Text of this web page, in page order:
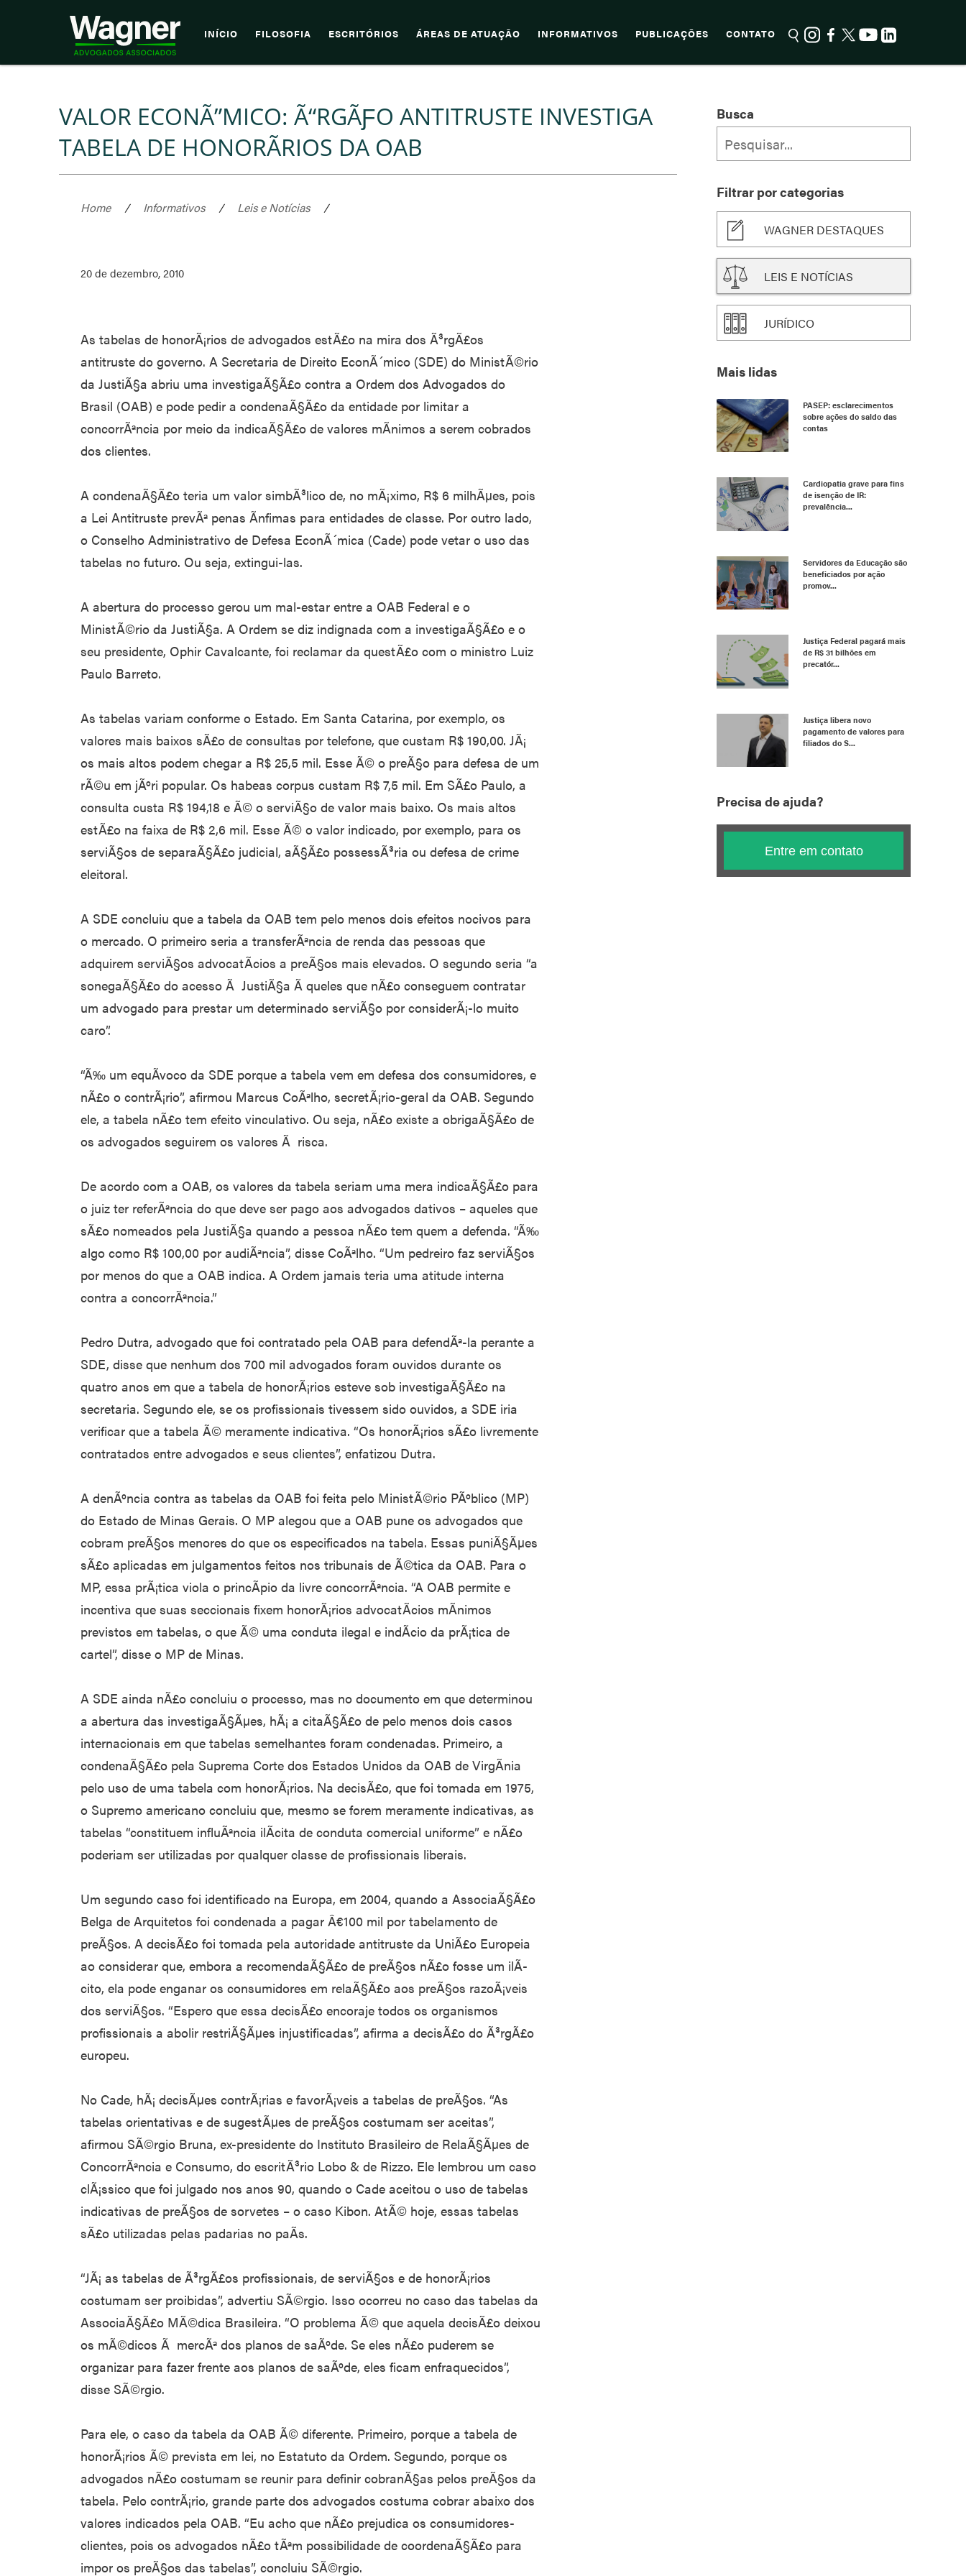
INÍCIO FILOSOFIA ESCRITÓRIOS ÁREAS DE ATUAÇÃO INFORMATIVOS PUBLICAÇÕES CONTATO
VALOR ECONÃ”MICO: Ã“RGÃƑO ANTITRUSTE INVESTIGA
TABELA DE HONORÃRIOS DA OAB
Home / Informativos / Leis e Notícias /
20 de dezembro, 2010
As tabelas de honorÃ¡rios de advogados estÃ£o na mira dos Ã³rgÃ£os
antitruste do governo. A Secretaria de Direito EconÃ´mico (SDE) do MinistÃ©rio
da JustiÃ§a abriu uma investigaÃ§Ã£o contra a Ordem dos Advogados do
Brasil (OAB) e pode pedir a condenaÃ§Ã£o da entidade por limitar a
concorrÃªncia por meio da indicaÃ§Ã£o de valores mÃ­nimos a serem cobrados
dos clientes.
A condenaÃ§Ã£o teria um valor simbÃ³lico de, no mÃ¡ximo, R$ 6 milhÃµes, pois
a Lei Antitruste prevÃª penas Ã­nfimas para entidades de classe. Por outro lado,
o Conselho Administrativo de Defesa EconÃ´mica (Cade) pode vetar o uso das
tabelas no futuro. Ou seja, extingui-las.
A abertura do processo gerou um mal-estar entre a OAB Federal e o
MinistÃ©rio da JustiÃ§a. A Ordem se diz indignada com a investigaÃ§Ã£o e o
seu presidente, Ophir Cavalcante, foi reclamar da questÃ£o com o ministro Luiz
Paulo Barreto.
As tabelas variam conforme o Estado. Em Santa Catarina, por exemplo, os
valores mais baixos sÃ£o de consultas por telefone, que custam R$ 190,00. JÃ¡
os mais altos podem chegar a R$ 25,5 mil. Esse Ã© o preÃ§o para defesa de um
rÃ©u em jÃºri popular. Os habeas corpus custam R$ 7,5 mil. Em SÃ£o Paulo, a
consulta custa R$ 194,18 e Ã© o serviÃ§o de valor mais baixo. Os mais altos
estÃ£o na faixa de R$ 2,6 mil. Esse Ã© o valor indicado, por exemplo, para os
serviÃ§os de separaÃ§Ã£o judicial, aÃ§Ã£o possessÃ³ria ou defesa de crime
eleitoral.
A SDE concluiu que a tabela da OAB tem pelo menos dois efeitos nocivos para
o mercado. O primeiro seria a transferÃªncia de renda das pessoas que
adquirem serviÃ§os advocatÃ­cios a preÃ§os mais elevados. O segundo seria “a
sonegaÃ§Ã£o do acesso Ã JustiÃ§a Ã queles que nÃ£o conseguem contratar
um advogado para prestar um determinado serviÃ§o por considerÃ¡-lo muito
caro”.
“Ã‰ um equÃ­voco da SDE porque a tabela vem em defesa dos consumidores, e
nÃ£o o contrÃ¡rio”, afirmou Marcus CoÃªlho, secretÃ¡rio-geral da OAB. Segundo
ele, a tabela nÃ£o tem efeito vinculativo. Ou seja, nÃ£o existe a obrigaÃ§Ã£o de
os advogados seguirem os valores Ã risca.
De acordo com a OAB, os valores da tabela seriam uma mera indicaÃ§Ã£o para
o juiz ter referÃªncia do que deve ser pago aos advogados dativos – aqueles que
sÃ£o nomeados pela JustiÃ§a quando a pessoa nÃ£o tem quem a defenda. “Ã‰
algo como R$ 100,00 por audiÃªncia”, disse CoÃªlho. “Um pedreiro faz serviÃ§os
por menos do que a OAB indica. A Ordem jamais teria uma atitude interna
contra a concorrÃªncia.”
Pedro Dutra, advogado que foi contratado pela OAB para defendÃª-la perante a
SDE, disse que nenhum dos 700 mil advogados foram ouvidos durante os
quatro anos em que a tabela de honorÃ¡rios esteve sob investigaÃ§Ã£o na
secretaria. Segundo ele, se os profissionais tivessem sido ouvidos, a SDE iria
verificar que a tabela Ã© meramente indicativa. “Os honorÃ¡rios sÃ£o livremente
contratados entre advogados e seus clientes”, enfatizou Dutra.
A denÃºncia contra as tabelas da OAB foi feita pelo MinistÃ©rio PÃºblico (MP)
do Estado de Minas Gerais. O MP alegou que a OAB pune os advogados que
cobram preÃ§os menores do que os especificados na tabela. Essas puniÃ§Ãµes
sÃ£o aplicadas em julgamentos feitos nos tribunais de Ã©tica da OAB. Para o
MP, essa prÃ¡tica viola o princÃ­pio da livre concorrÃªncia. “A OAB permite e
incentiva que suas seccionais fixem honorÃ¡rios advocatÃ­cios mÃ­nimos
previstos em tabelas, o que Ã© uma conduta ilegal e indÃ­cio da prÃ¡tica de
cartel”, disse o MP de Minas.
A SDE ainda nÃ£o concluiu o processo, mas no documento em que determinou
a abertura das investigaÃ§Ãµes, hÃ¡ a citaÃ§Ã£o de pelo menos dois casos
internacionais em que tabelas semelhantes foram condenadas. Primeiro, a
condenaÃ§Ã£o pela Suprema Corte dos Estados Unidos da OAB de VirgÃ­nia
pelo uso de uma tabela com honorÃ¡rios. Na decisÃ£o, que foi tomada em 1975,
o Supremo americano concluiu que, mesmo se forem meramente indicativas, as
tabelas “constituem influÃªncia ilÃ­cita de conduta comercial uniforme” e nÃ£o
poderiam ser utilizadas por qualquer classe de profissionais liberais.
Um segundo caso foi identificado na Europa, em 2004, quando a AssociaÃ§Ã£o
Belga de Arquitetos foi condenada a pagar Â€100 mil por tabelamento de
preÃ§os. A decisÃ£o foi tomada pela autoridade antitruste da UniÃ£o Europeia
ao considerar que, embora a recomendaÃ§Ã£o de preÃ§os nÃ£o fosse um ilÃ­
cito, ela pode enganar os consumidores em relaÃ§Ã£o aos preÃ§os razoÃ¡veis
dos serviÃ§os. “Espero que essa decisÃ£o encoraje todos os organismos
profissionais a abolir restriÃ§Ãµes injustificadas”, afirma a decisÃ£o do Ã³rgÃ£o
europeu.
No Cade, hÃ¡ decisÃµes contrÃ¡rias e favorÃ¡veis a tabelas de preÃ§os. “As
tabelas orientativas e de sugestÃµes de preÃ§os costumam ser aceitas”,
afirmou SÃ©rgio Bruna, ex-presidente do Instituto Brasileiro de RelaÃ§Ãµes de
ConcorrÃªncia e Consumo, do escritÃ³rio Lobo & de Rizzo. Ele lembrou um caso
clÃ¡ssico que foi julgado nos anos 90, quando o Cade aceitou o uso de tabelas
indicativas de preÃ§os de sorvetes – o caso Kibon. AtÃ© hoje, essas tabelas
sÃ£o utilizadas pelas padarias no paÃ­s.
“JÃ¡ as tabelas de Ã³rgÃ£os profissionais, de serviÃ§os e de honorÃ¡rios
costumam ser proibidas”, advertiu SÃ©rgio. Isso ocorreu no caso das tabelas da
AssociaÃ§Ã£o MÃ©dica Brasileira. “O problema Ã© que aquela decisÃ£o deixou
os mÃ©dicos Ã mercÃª dos planos de saÃºde. Se eles nÃ£o puderem se
organizar para fazer frente aos planos de saÃºde, eles ficam enfraquecidos”,
disse SÃ©rgio.
Para ele, o caso da tabela da OAB Ã© diferente. Primeiro, porque a tabela de
honorÃ¡rios Ã© prevista em lei, no Estatuto da Ordem. Segundo, porque os
advogados nÃ£o costumam se reunir para definir cobranÃ§as pelos preÃ§os da
tabela. Pelo contrÃ¡rio, grande parte dos advogados costuma cobrar abaixo dos
valores indicados pela OAB. “Eu acho que nÃ£o prejudica os consumidores-
clientes, pois os advogados nÃ£o tÃªm possibilidade de coordenaÃ§Ã£o para
impor os preÃ§os das tabelas”, concluiu SÃ©rgio.
Busca
Filtrar por categorias
WAGNER DESTAQUES
LEIS E NOTÍCIAS
JURÍDICO
Mais lidas
PASEP: esclarecimentos
sobre ações do saldo das
contas
Cardiopatia grave para fins
de isenção de IR:
prevalência...
Servidores da Educação são
beneficiados por ação
promov...
Justiça Federal pagará mais
de R$ 31 bilhões em
precatór...
Justiça libera novo
pagamento de valores para
filiados do S...
Precisa de ajuda?
Entre em contato